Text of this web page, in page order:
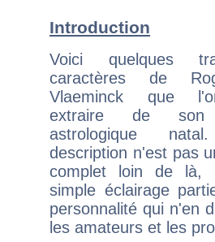
Introduction
Voici quelques
caractères de
Vlaeminck que
extraire de son
astrologique
description n'est pas
complet loin de là,
simple éclairage
personnalité qui n'en
les amateurs et les